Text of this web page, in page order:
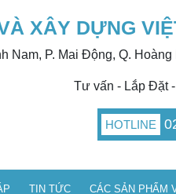
XÂY DỰNG
Nam, P. Mai Động, Q. Hoàng
Tư vấn - Lắp Đặt
HOTLINE
TIN TỨC CÁC SẢN PHẨM